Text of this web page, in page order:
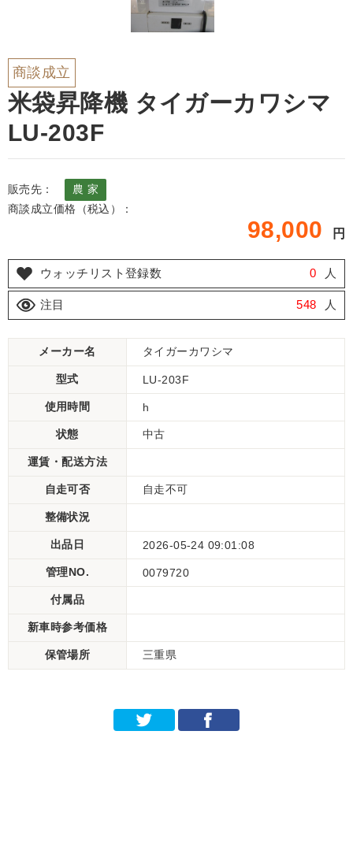
商談成立
米袋昇降機 タイガーカワシマ
LU-203F
販売先：
農 家
商談成立価格（税込）：
98,000 円
ウォッチリスト登録数 0 人
注目 548 人
メーカー名 タイガーカワシマ
型式 LU-203F
使用時間 h
状態 中古
運賃・配送方法
自走可否 自走不可
整備状況
出品日 2026-05-24 09:01:08
管理NO. 0079720
付属品
新車時参考価格
保管場所 三重県